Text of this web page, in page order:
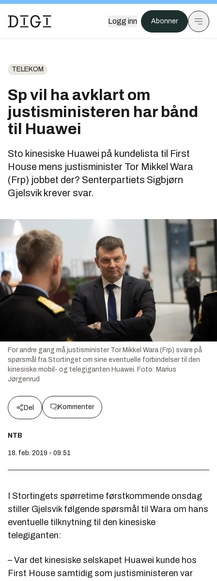
Logg inn Abonner
TELEKOM
Sp vil ha avklart om
justisministeren har bånd
til Huawei
Sto kinesiske Huawei på kundelista til First
House mens justisminister Tor Mikkel Wara
(Frp) jobbet der? Senterpartiets Sigbjørn
Gjelsvik krever svar.
For andre gang må justisminister Tor Mikkel Wara (Frp) svare på
spørsmål fra Stortinget om sine eventuelle forbindelser til den
kinesiske mobil- og telegiganten Huawei. Foto: Marius
Jørgenrud
Del Kommenter
NTB
18. feb. 2019 - 09:51
I Stortingets spørretime førstkommende onsdag
stiller Gjelsvik følgende spørsmål til Wara om hans
eventuelle tilknytning til den kinesiske
telegiganten:
– Var det kinesiske selskapet Huawei kunde hos
First House samtidig som justisministeren var